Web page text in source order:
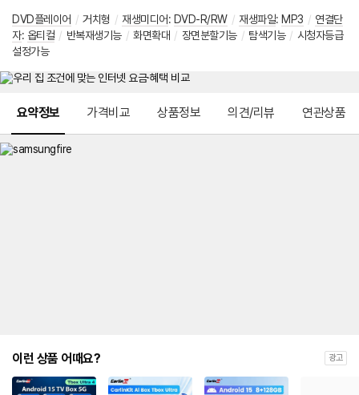
DVD플레이어 / 거치형 / 재생미디어: DVD-R/RW / 재생파일: MP3 / 연결단
자: 옵티컬 / 반복재생기능 / 화면확대 / 장면분할기능 / 탐색기능 / 시청자등급
설정가능
요약정보 가격비교 상품정보 의견/리뷰 연관상품
이런 상품 어때요? 광고